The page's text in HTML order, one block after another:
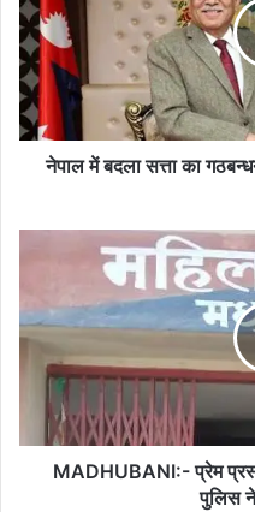
सत्ता
का
गठबन्धन,
प्रचण्ड
और
ओली
नेपाल में बदला सत्ता का
में
युवक
महिला
MADHUBANI:- प्रेम
पुलिस ने